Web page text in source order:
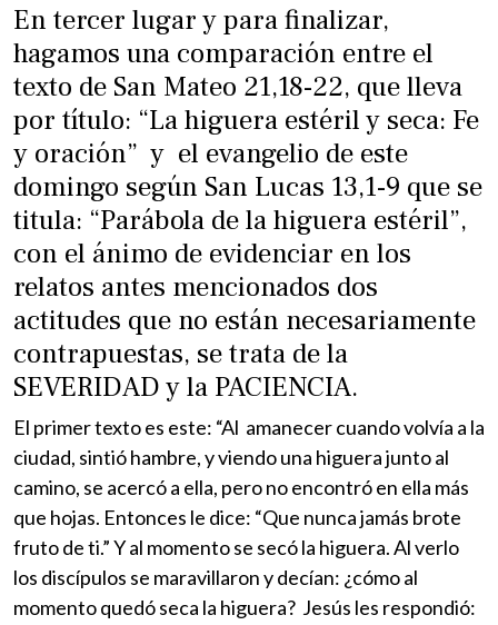
En tercer lugar y para finalizar,
hagamos una comparación entre el
texto de San Mateo 21,18-22, que lleva
por título: “La higuera estéril y seca: Fe
y oración” y el evangelio de este
domingo según San Lucas 13,1-9 que se
titula: “Parábola de la higuera estéril”,
con el ánimo de evidenciar en los
relatos antes mencionados dos
actitudes que no están necesariamente
contrapuestas, se trata de la
SEVERIDAD y la PACIENCIA.
El primer texto es este: “Al amanecer cuando volvía a la
ciudad, sintió hambre, y viendo una higuera junto al
camino, se acercó a ella, pero no encontró en ella más
que hojas. Entonces le dice: “Que nunca jamás brote
fruto de ti.” Y al momento se secó la higuera. Al verlo
los discípulos se maravillaron y decían: ¿cómo al
momento quedó seca la higuera? Jesús les respondió: